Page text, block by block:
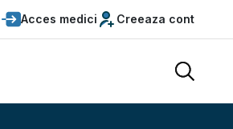
Acces medici Creeaza cont